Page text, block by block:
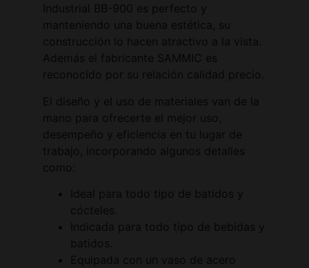
Industrial BB-900 es perfecto y
manteniendo una buena estética, su
construcción lo hacen atractivo a la vista.
Además el fabricante SAMMIC es
reconocido por su relación calidad precio.
El diseño y el uso de materiales van de la
mano para ofrecerte el mejor uso,
desempeño y eficiencia en tu lugar de
trabajo, incorporando algunos detalles
como:
Ideal para todo tipo de batidos y
cócteles.
Indicada para todo tipo de bebidas y
batidos.
Equipada con un vaso de acero